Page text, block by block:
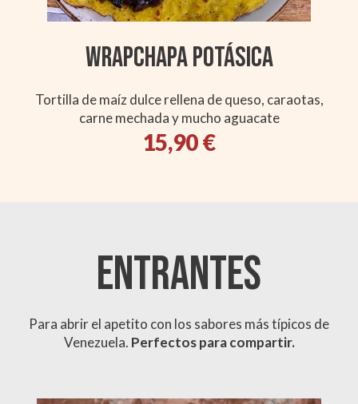
Wrapchapa Potásica
Tortilla de maíz dulce rellena de queso, caraotas,
carne mechada y mucho aguacate
15,90 €
ENTRANTES
Para abrir el apetito con los sabores más típicos de
Venezuela. Perfectos para compartir.